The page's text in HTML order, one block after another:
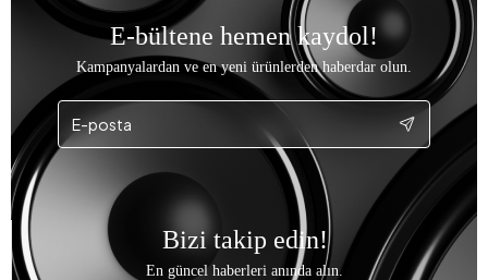
E-bültene hemen kaydol!
Kampanyalardan ve en yeni ürünlerden haberdar olun.
Bizi takip edin!
En güncel haberleri anında alın.